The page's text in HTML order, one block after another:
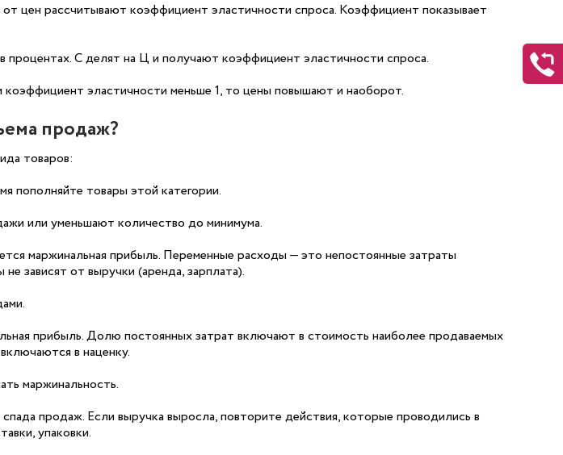
цен рассчитывают коэффициент эластичности спроса. Коэффициент показывает
С делят на Ц и получают коэффициент эластичности спроса.
эластичности меньше 1, то цены повышают и наоборот.
продаж?
товаров:
пополняйте товары этой категории.
или уменьшают количество до минимума.
маржинальная прибыль. Переменные расходы — это непостоянные затраты
зависят от выручки (аренда, зарплата).
прибыль. Долю постоянных затрат включают в стоимость наиболее продаваемых
в наценку.
маржинальность.
продаж. Если выручка выросла, повторите действия, которые проводились в
упаковки.